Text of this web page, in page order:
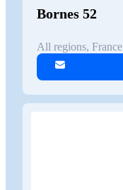
Bornes 52
All regions, France